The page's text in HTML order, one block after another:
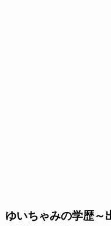
ゆいちゃみの学歴～